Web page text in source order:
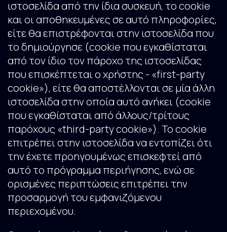
ιστοσελίδα από την ίδια συσκευή, το cookie
και οι αποθηκευμένες σε αυτό πληροφορίες,
είτε θα επιστρέφονται στην ιστοσελίδα που
το δημιούργησε (cookie που εγκαθίσταται
από τον ίδιο τον πάροχο της ιστοσελίδας
που επισκέπτεται ο χρήστης - «first-party
cookie»), είτε θα αποστέλλονται σε μία άλλη
ιστοσελίδα στην οποία αυτό ανήκει (cookie
που εγκαθίσταται από άλλους/τρίτους
παρόχους «third-party cookie»). Το cookie
επιτρέπει στην ιστοσελίδα να εντοπίζει ότι
την έχετε προηγουμένως επισκεφτεί από
αυτό το πρόγραμμα περιήγησης, ενώ σε
ορισμένες περιπτώσεις επιτρέπει την
προσαρμογή του εμφανιζόμενου
περιεχομένου.